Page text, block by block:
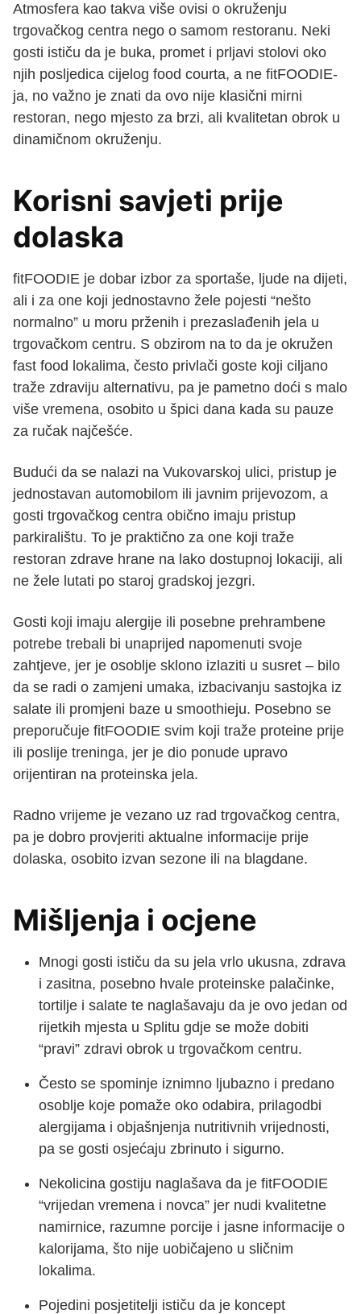
Atmosfera kao takva više ovisi o okruženju
trgovačkog centra nego o samom restoranu. Neki
gosti ističu da je buka, promet i prljavi stolovi oko
njih posljedica cijelog food courta, a ne fitFOODIE-
ja, no važno je znati da ovo nije klasični mirni
restoran, nego mjesto za brzi, ali kvalitetan obrok u
dinamičnom okruženju.
Korisni savjeti prije
dolaska
fitFOODIE je dobar izbor za sportaše, ljude na dijeti,
ali i za one koji jednostavno žele pojesti “nešto
normalno” u moru prženih i prezaslađenih jela u
trgovačkom centru. S obzirom na to da je okružen
fast food lokalima, često privlači goste koji ciljano
traže zdraviju alternativu, pa je pametno doći s malo
više vremena, osobito u špici dana kada su pauze
za ručak najčešće.
Budući da se nalazi na Vukovarskoj ulici, pristup je
jednostavan automobilom ili javnim prijevozom, a
gosti trgovačkog centra obično imaju pristup
parkiralištu. To je praktično za one koji traže
restoran zdrave hrane na lako dostupnoj lokaciji, ali
ne žele lutati po staroj gradskoj jezgri.
Gosti koji imaju alergije ili posebne prehrambene
potrebe trebali bi unaprijed napomenuti svoje
zahtjeve, jer je osoblje sklono izlaziti u susret – bilo
da se radi o zamjeni umaka, izbacivanju sastojka iz
salate ili promjeni baze u smoothieju. Posebno se
preporučuje fitFOODIE svim koji traže proteine prije
ili poslije treninga, jer je dio ponude upravo
orijentiran na proteinska jela.
Radno vrijeme je vezano uz rad trgovačkog centra,
pa je dobro provjeriti aktualne informacije prije
dolaska, osobito izvan sezone ili na blagdane.
Mišljenja i ocjene
Mnogi gosti ističu da su jela vrlo ukusna, zdrava
i zasitna, posebno hvale proteinske palačinke,
tortilje i salate te naglašavaju da je ovo jedan od
rijetkih mjesta u Splitu gdje se može dobiti
“pravi” zdravi obrok u trgovačkom centru.
Često se spominje iznimno ljubazno i predano
osoblje koje pomaže oko odabira, prilagodbi
alergijama i objašnjenja nutritivnih vrijednosti,
pa se gosti osjećaju zbrinuto i sigurno.
Nekolicina gostiju naglašava da je fitFOODIE
“vrijedan vremena i novca” jer nudi kvalitetne
namirnice, razumne porcije i jasne informacije o
kalorijama, što nije uobičajeno u sličnim
lokalima.
Pojedini posjetitelji ističu da je koncept